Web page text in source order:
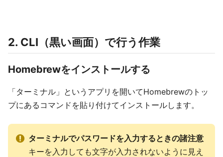
2. CLI（黒い画面）で行う作業
Homebrewをインストールする
「ターミナル」というアプリを開いてHomebrewのトッ
プにあるコマンドを貼り付けてインストールします。
ターミナルでパスワードを入力するときの諸注意
キーを入力しても文字が入力されないように見え